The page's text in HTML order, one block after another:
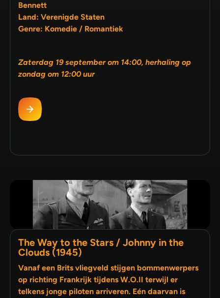
Bennett
Land: Verenigde Staten
Genre: Komedie / Romantiek
Zaterdag 19 september om 14:00, herhaling op
zondag om 12:00 uur
The Way to the Stars / Johnny in the
Clouds (1945)
Vanaf een Brits vliegveld stijgen bommenwerpers
op richting Frankrijk tijdens W.O.II terwijl er
telkens jonge piloten arriveren. Eén daarvan is